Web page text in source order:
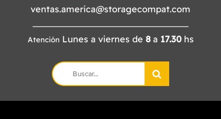
ventas.america@storagecompat.com
Atención Lunes a viernes de 8a 17.30hs
Search
for: